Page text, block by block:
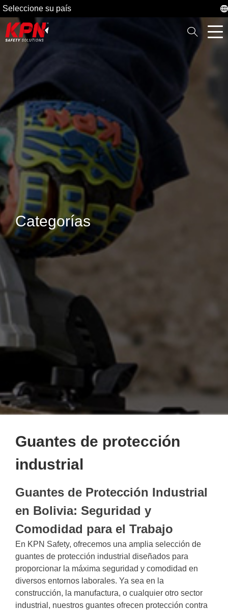
Seleccione su país
Categorías
Guantes de protección
industrial
Guantes de Protección Industrial
en Bolivia: Seguridad y
Comodidad para el Trabajo
En KPN Safety, ofrecemos una amplia selección de
guantes de protección industrial diseñados para
proporcionar la máxima seguridad y comodidad en
diversos entornos laborales. Ya sea en la
construcción, la manufactura, o cualquier otro sector
industrial, nuestros guantes ofrecen protección contra